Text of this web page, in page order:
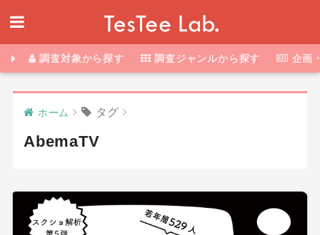
調査対象から探す 調査ジャンルから探す 企画
ホーム タグ
AbemaTV